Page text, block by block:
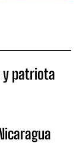
y patriota